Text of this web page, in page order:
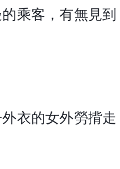
乘客，有無見到
衣的女外勞揹走